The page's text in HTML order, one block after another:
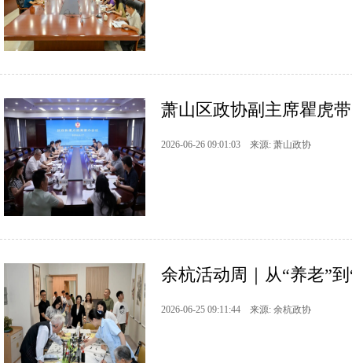
萧山区政协副主席瞿虎
2026-06-26 09:01:03 来源: 萧山政协
余杭活动周｜从“养老”
2026-06-25 09:11:44 来源: 余杭政协